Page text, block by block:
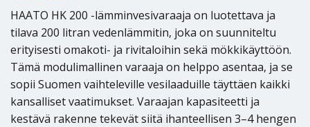
HAATO HK 200 -lämminvesivaraaja on luotettava ja
tilava 200 litran vedenlämmitin, joka on suunniteltu
erityisesti omakoti- ja rivitaloihin sekä mökkikäyttöön.
Tämä modulimallinen varaaja on helppo asentaa, ja se
sopii Suomen vaihteleville vesilaaduille täyttäen kaikki
kansalliset vaatimukset. Varaajan kapasiteetti ja
kestävä rakenne tekevät siitä ihanteellisen 3–4 hengen